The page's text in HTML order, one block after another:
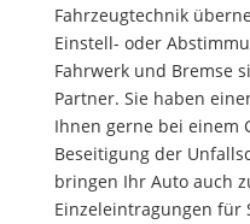
Fahrzeugtechnik
Einstell- oder
Fahrwerk und Bremse
Partner. Sie haben
Ihnen gerne bei einem
Beseitigung der
bringen Ihr Auto auch
Einzeleintragungen für